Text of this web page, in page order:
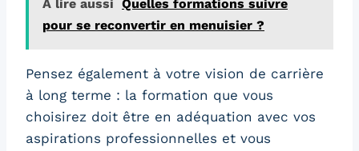
A lire aussi Quelles formations suivre
pour se reconvertir en menuisier ?
Pensez également à votre vision de carrière
à long terme : la formation que vous
choisirez doit être en adéquation avec vos
aspirations professionnelles et vous